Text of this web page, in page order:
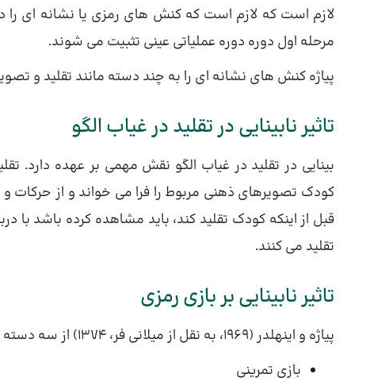
لازم است که لازم است که کنش های رمزی یا نشانه ای را
مرحله اول دوره دوره عملیاتی عینی تثبیت می شوند.
پیاژه کنش های نشانه ای را به چند دسته مانند تقلید و
تاثیر نابینایی در تقلید در غیاب الگو
بینایی در تقلید در غیاب الگو نقش مهمی بر عهده دارد.
کودک تصویرهای ذهنی مربوط را فرا می خواند و از حرکات
قبل از اینکه کودک تقلید کند، باید مشاهده کرده باشد با
تقلید می کنند.
تاثیر نابینایی بر بازی رمزی
پیاژه و اینهلدر (1969، به نقل از میلانی فر، 1374) از سه دسته بازی ها نام برده اند:
بازی تمرینی